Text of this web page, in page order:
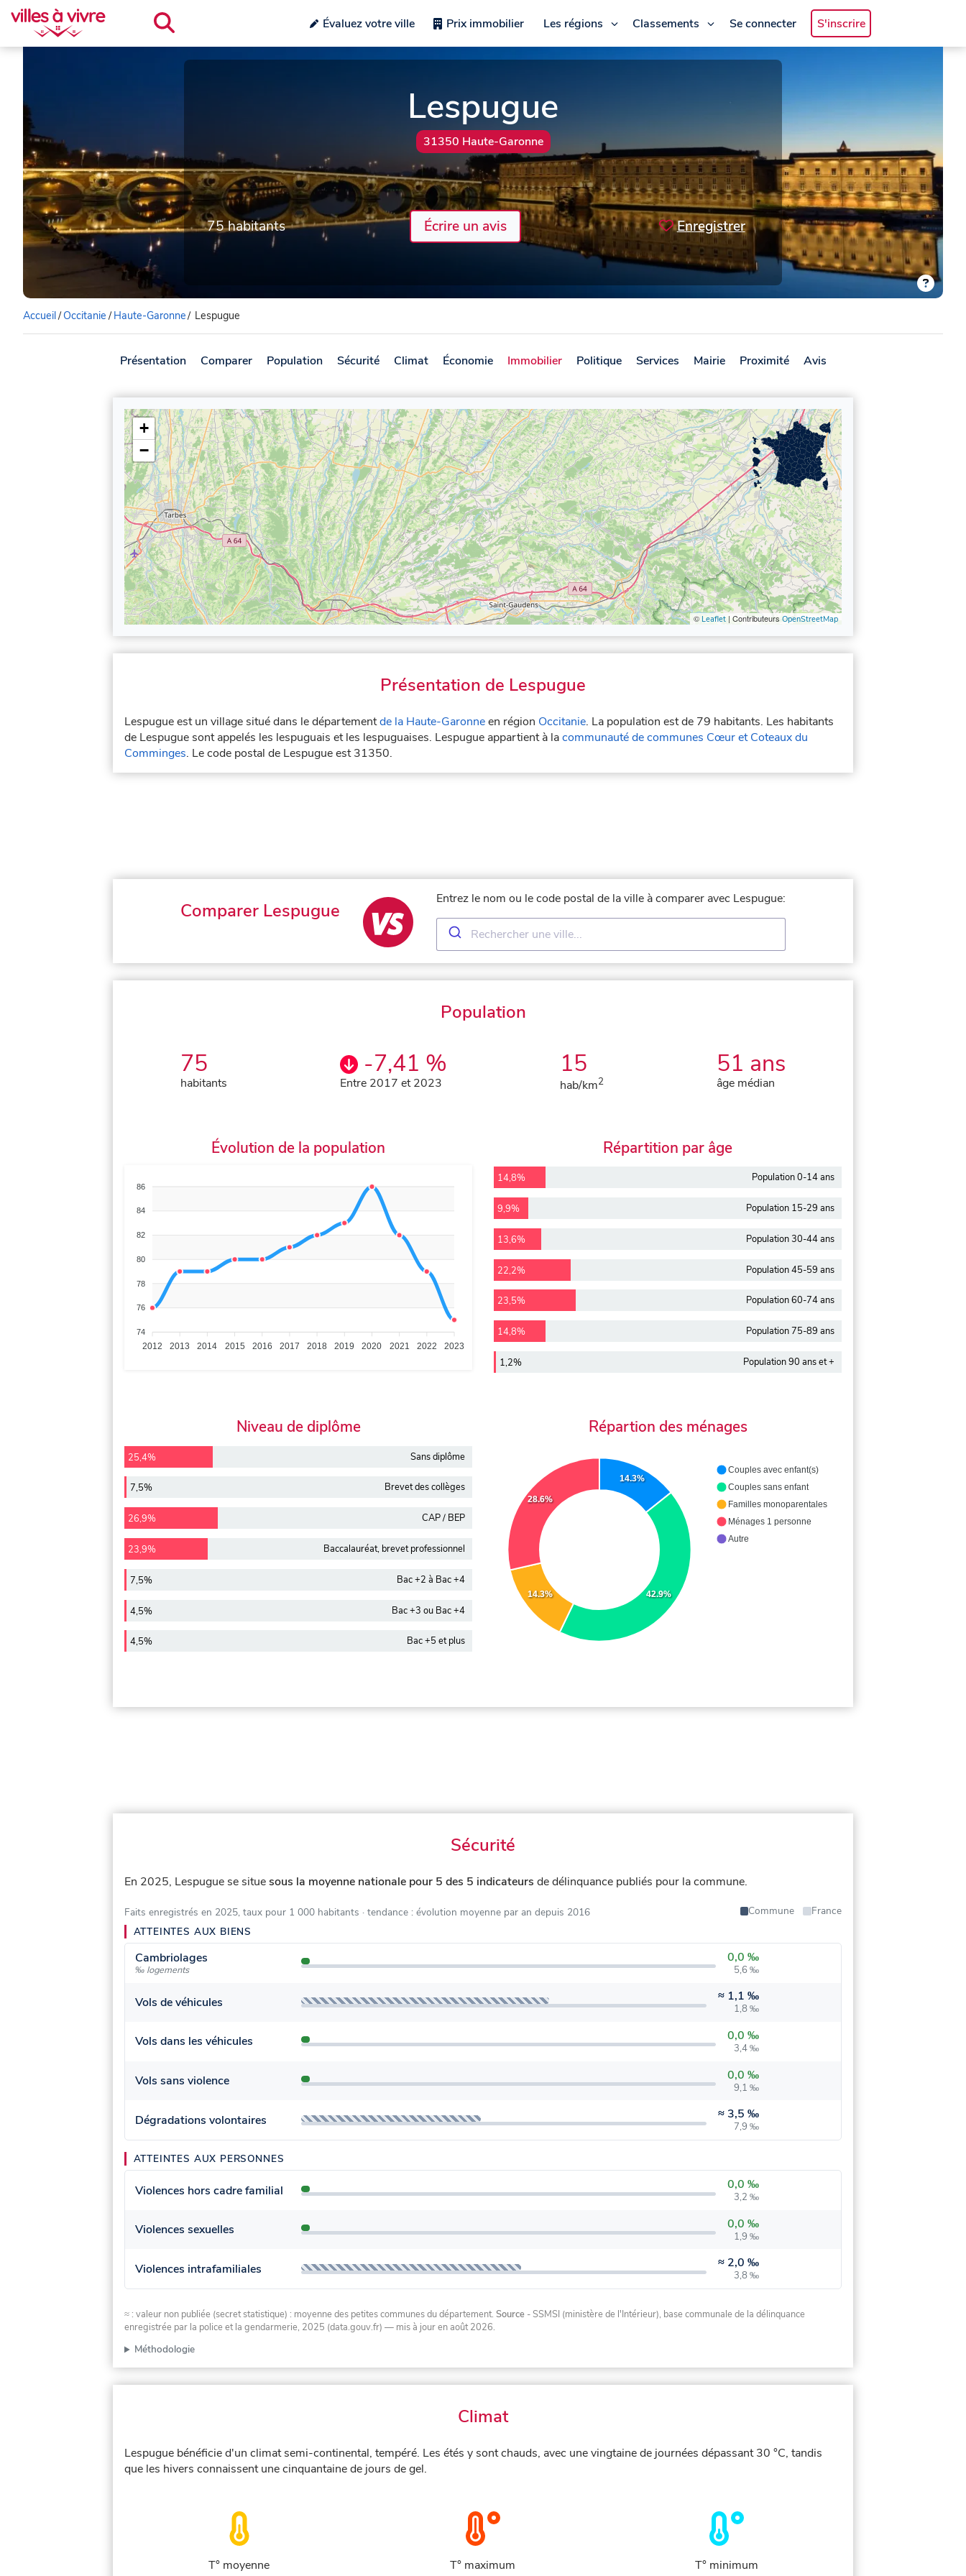
Évaluez votre ville Prix immobilier Les régions Classements Se connecter S'inscrire
Lespugue
31350 Haute-Garonne
75 habitants Écrire un avis Enregistrer
Accueil/Occitanie/ Haute-Garonne/ Lespugue
Présentation Comparer Population Sécurité Climat Économie Immobilier Politique Services Mairie Proximité Avis
+
−
© Leaflet | Contributeurs OpenStreetMap
Présentation de Lespugue
Lespugue est un village situé dans le départementde la Haute-Garonneen région Occitanie. La population est de 79 habitants. Les habitants
de Lespugue sont appelés les lespuguais et les lespuguaises. Lespugue appartient à lacommunauté de communes Cœur et Coteaux du
Comminges. Le code postal de Lespugue est 31350.
Comparer Lespugue
Entrez le nom ou le code postal de la ville à comparer avec Lespugue:
Population
75
habitants
-7,41 %
Entre 2017 et 2023
15
hab/km2
51 ans
âge médian
Évolution de la population
86
84
82
80
78
76
74
2012 2013 2014 2015 2016 2017 2018 2019 2020 2021 2022 2023
Répartition par âge
14,8% Population 0-14 ans
9,9% Population 15-29 ans
13,6% Population 30-44 ans
22,2% Population 45-59 ans
23,5% Population 60-74 ans
14,8% Population 75-89 ans
1,2% Population 90 ans et +
Niveau de diplôme
25,4% Sans diplôme
7,5% Brevet des collèges
26,9% CAP / BEP
23,9% Baccalauréat, brevet professionnel
7,5% Bac +2 à Bac +4
4,5% Bac +3 ou Bac +4
4,5% Bac +5 et plus
Répartion des ménages
14.3%
42.9%
14.3%
28.6%
Couples avec enfant(s)
Couples sans enfant
Familles monoparentales
Ménages 1 personne
Autre
Sécurité
En 2025, Lespugue se situesous la moyenne nationale pour 5 des 5 indicateurs de délinquance publiés pour la commune.
Faits enregistrés en 2025, taux pour 1 000 habitants · tendance : évolution moyenne par an depuis 2016 Commune
France
ATTEINTES AUX BIENS
Cambriolages
‰ logements
0,0 ‰
5,6 ‰
Vols de véhicules ≈ 1,1 ‰
1,8 ‰
Vols dans les véhicules 0,0 ‰
3,4 ‰
Vols sans violence 0,0 ‰
9,1 ‰
Dégradations volontaires ≈ 3,5 ‰
7,9 ‰
ATTEINTES AUX PERSONNES
Violences hors cadre familial 0,0 ‰
3,2 ‰
Violences sexuelles 0,0 ‰
1,9 ‰
Violences intrafamiliales ≈ 2,0 ‰
3,8 ‰
≈ : valeur non publiée (secret statistique) : moyenne des petites communes du département. Source - SSMSI (ministère de l'Intérieur), base communale de la délinquance
enregistrée par la police et la gendarmerie, 2025 (data.gouv.fr) — mis à jour en août 2026.
Méthodologie
Climat
Lespugue bénéficie d'un climat semi-continental, tempéré. Les étés y sont chauds, avec une vingtaine de journées dépassant 30 °C, tandis
que les hivers connaissent une cinquantaine de jours de gel.
T° moyenne
T° maximum
T° minimum